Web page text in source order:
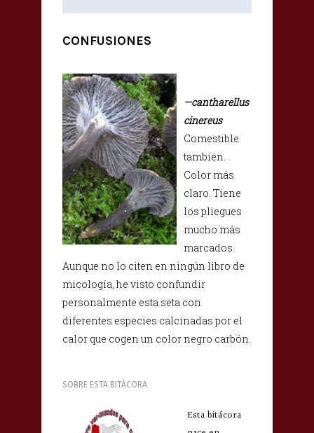
CONFUSIONES
—cantharellus
cinereus
Comestible
también.
Color más
claro. Tiene
los pliegues
mucho más
marcados.
Aunque no lo citen en ningún libro de
micología, he visto confundir
personalmente esta seta con
diferentes especies calcinadas por el
calor que cogen un color negro carbón.
SOBRE ESTA BITÁCORA
Esta bitácora